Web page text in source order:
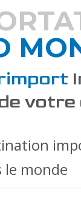
DÉCOUVREZ COMMENT
votre
monde